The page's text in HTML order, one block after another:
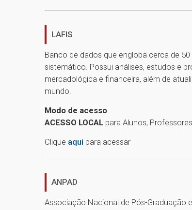
LAFIS
Banco de dados que engloba cerca de
sistemático. Possui análises, estudos e
mercadológica e financeira, além de
mundo.
Modo de acesso
ACESSO LOCAL para Alunos,
Clique aqui para acessar
ANPAD
Associação Nacional de Pós-Graduação